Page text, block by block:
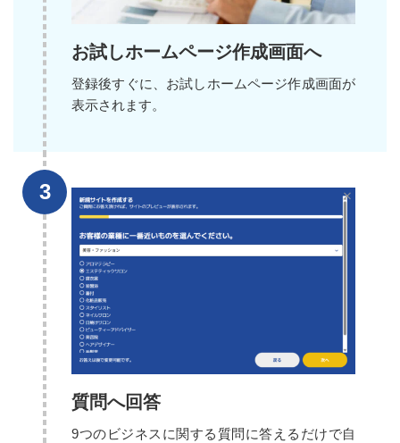
お試しホームページ作成画面へ
登録後すぐに、お試しホームページ作成画面が
表示されます。
質問へ回答
9つのビジネスに関する質問に答えるだけで自